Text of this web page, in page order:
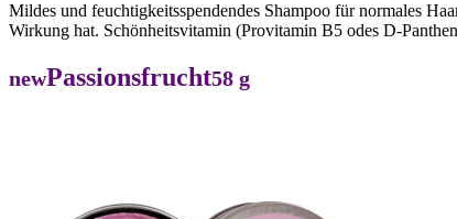
Mildes und feuchtigkeitsspendendes Shampoo für normales
Wirkung hat. Schönheitsvitamin (Provitamin B5 odes D-
newPassionsfrucht58 g